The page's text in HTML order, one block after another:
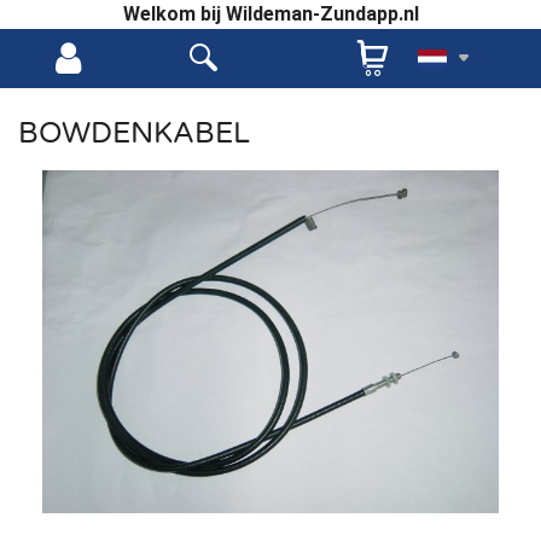
Welkom bij Wildeman-Zundapp.nl
BOWDENKABEL